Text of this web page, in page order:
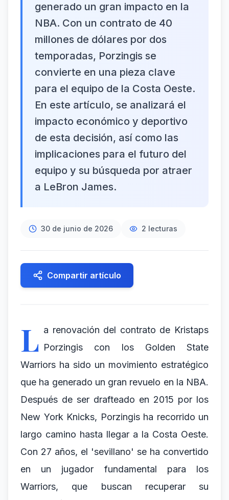
generado un gran impacto en la
NBA. Con un contrato de 40
millones de dólares por dos
temporadas, Porzingis se
convierte en una pieza clave
para el equipo de la Costa Oeste.
En este artículo, se analizará el
impacto económico y deportivo
de esta decisión, así como las
implicaciones para el futuro del
equipo y su búsqueda por atraer
a LeBron James.
30 de junio de 2026 2 lecturas
Compartir artículo
L a renovación del contrato de Kristaps
Porzingis con los Golden State
Warriors ha sido un movimiento estratégico
que ha generado un gran revuelo en la NBA.
Después de ser drafteado en 2015 por los
New York Knicks, Porzingis ha recorrido un
largo camino hasta llegar a la Costa Oeste.
Con 27 años, el 'sevillano' se ha convertido
en un jugador fundamental para los
Warriors, que buscan recuperar su